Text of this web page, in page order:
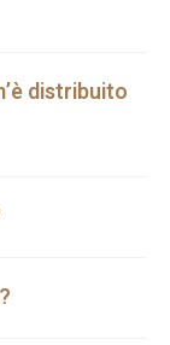
distribuito